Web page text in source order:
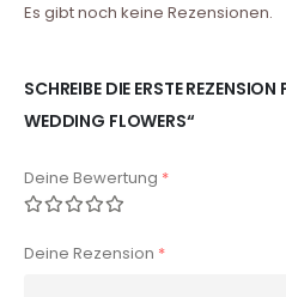
Es gibt noch keine Rezensionen.
SCHREIBE DIE ERSTE
WEDDING FLOWERS“
Deine Bewertung *
Deine Rezension *